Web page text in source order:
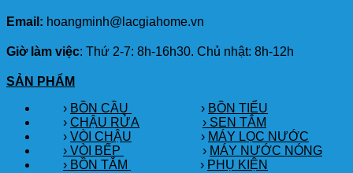
Email: hoangminh@lacgiahome.vn
Giờ làm việc: Thứ 2-7: 8h-16h30. Chủ nhật: 8h-12h
SẢN PHẨM
› BỒN CẦU › BỒN TIỂU
› CHẬU RỬA
› SEN TẮM
› VÒI CHẬU › MÁY LỌC NƯỚC
› VÒI BẾP
› MÁY NƯỚC NÓNG
› BỒN TẮM
› PHỤ KIỆN